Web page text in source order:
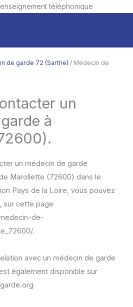
téléphonique
de garde 72 (Sarthe) / Médecin de
un
à
un médecin de garde
Marollette (72600) dans le
Pays de la Loire, vous pouvez
sur cette page
de-
.
avec un médecin de garde
également disponible sur